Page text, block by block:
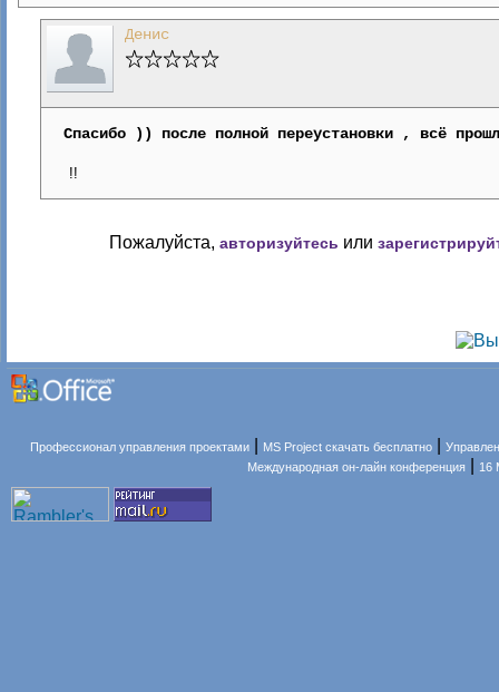
Денис
Спасибо )) после полной переустановки , всё
!!
Пожалуйста, авторизуйтесь или
Профессионал управления проектами MS Project скачать бесплатно |
Международная он-лайн конференция
16